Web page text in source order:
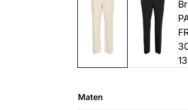
Maten